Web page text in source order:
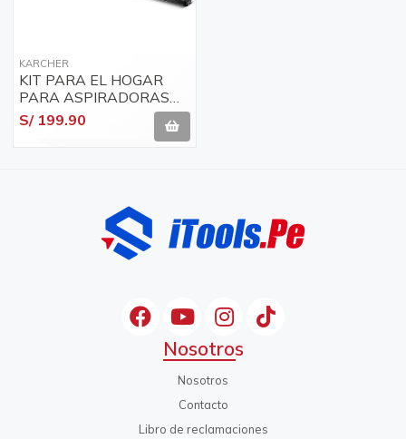
KARCHER
KIT PARA EL HOGAR
PARA ASPIRADORAS
KARCHER 2.863-002.0
S/ 199.90
Nosotros
Nosotros
Contacto
Libro de reclamaciones